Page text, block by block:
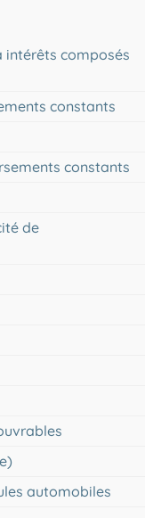
intérêts composés
constants
constants
de
automobiles